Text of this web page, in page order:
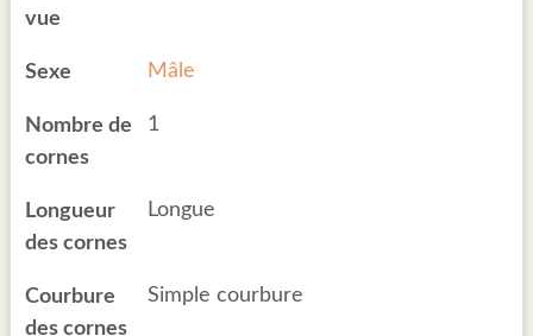
vue
Sexe Mâle
Nombre de
cornes
1
Longueur
des cornes
Longue
Courbure
des cornes
Simple courbure